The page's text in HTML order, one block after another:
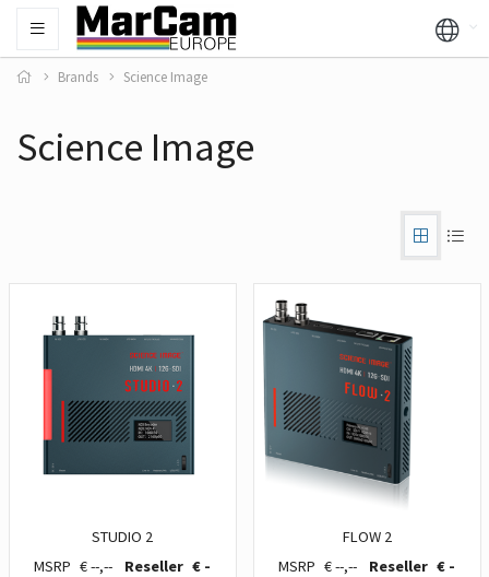
Brands Science Image
Science Image
STUDIO 2
€ --,--
€ -
FLOW 2
€ --,--
€ -